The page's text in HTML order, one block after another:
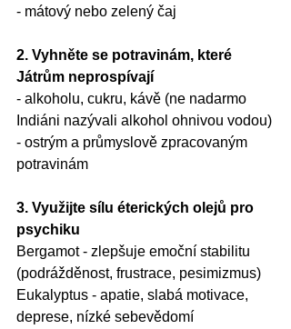
- mátový nebo zelený čaj
2. Vyhněte se potravinám, které
Játrům neprospívají
- alkoholu, cukru, kávě (ne nadarmo
Indiáni nazývali alkohol ohnivou vodou)
- ostrým a průmyslově zpracovaným
potravinám
3. Využijte sílu éterických olejů pro
psychiku
Bergamot - zlepšuje emoční stabilitu
(podrážděnost, frustrace, pesimizmus)
Eukalyptus - apatie, slabá motivace,
deprese, nízké sebevědomí